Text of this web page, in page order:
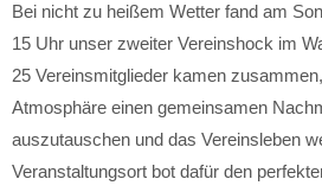
Bei nicht zu heißem Wetter fand am
15 Uhr unser zweiter Vereinshock im
25 Vereinsmitglieder kamen
Atmosphäre einen gemeinsamen
auszutauschen und das Vereinsleben
Veranstaltungsort bot dafür den